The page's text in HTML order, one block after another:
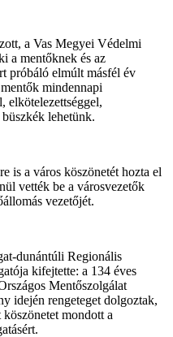
a Vas Megyei Védelmi
a mentőknek és az
próbáló elmúlt másfél év
mindennapi
elkötelezettséggel,
lehetünk.
is a város köszönetét hozta el
vették be a városvezetők
vezetőjét.
dunántúli Regionális
kifejtette: a 134 éves
Mentőszolgálat
idején rengeteget dolgoztak,
mondott a